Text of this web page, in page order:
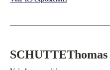
SCHUTTEThomas